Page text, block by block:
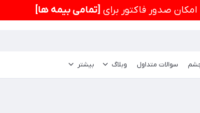
امكان صدور فاکتور برای [تمامی بیمه ها]
چشم سوالات متداول وبلاگ بیشتر